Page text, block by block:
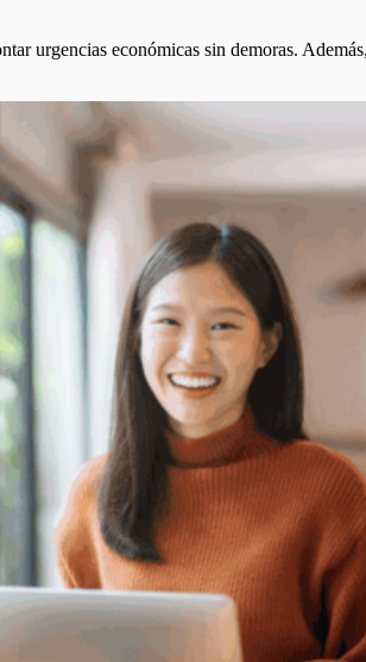
urgencias económicas sin demoras.